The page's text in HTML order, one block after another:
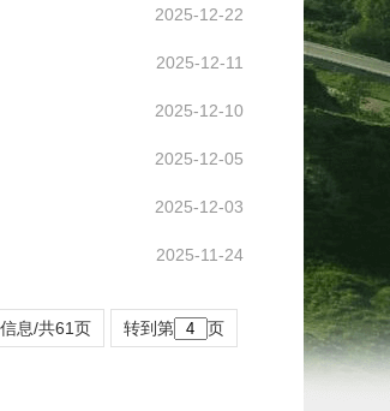
2025-12-22
2025-12-11
2025-12-10
2025-12-05
2025-12-03
2025-11-24
息/共61页 转到第 页